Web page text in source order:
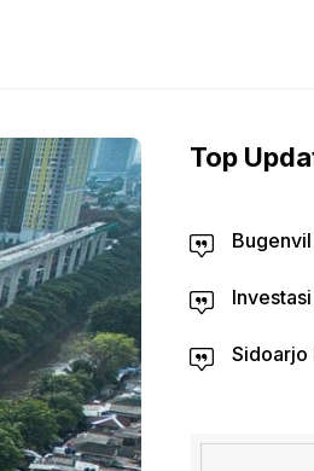
Top
Sidoarjo